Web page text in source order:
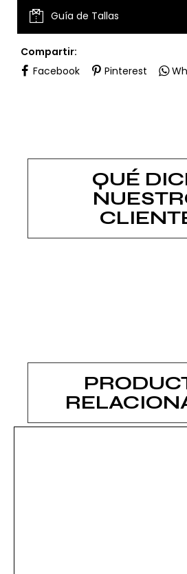
Guía de Tallas
Compartir:
Facebook
Pinterest
QUÉ